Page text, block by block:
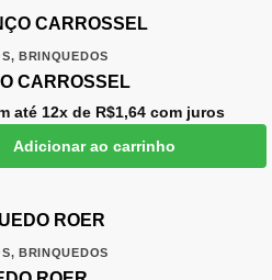
, BRINQUEDOS
CARROSSEL
até 12x de R$1,64com juros
Adicionar ao carrinho
, BRINQUEDOS